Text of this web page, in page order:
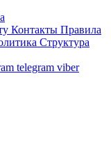
Контакты Правила
Структура
telegram viber